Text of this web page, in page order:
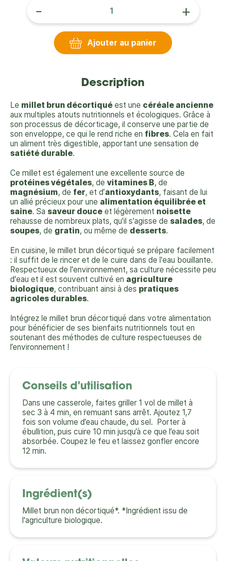
- +
Ajouter au panier
Description
Le millet brun décortiqué est une céréale ancienne
aux multiples atouts nutritionnels et écologiques. Grâce à
son processus de décorticage, il conserve une partie de
son enveloppe, ce qui le rend riche en fibres. Cela en fait
un aliment très digestible, apportant une sensation de
satiété durable.
Ce millet est également une excellente source de
protéines végétales, de vitamines B, de
magnésium, de fer, et d’antioxydants, faisant de lui
un allié précieux pour une alimentation équilibrée et
saine. Sa saveur douce et légèrement noisette
rehausse de nombreux plats, qu'il s'agisse de salades, de
soupes, de gratin, ou même de desserts.
En cuisine, le millet brun décortiqué se prépare facilement
: il suffit de le rincer et de le cuire dans de l'eau bouillante.
Respectueux de l'environnement, sa culture nécessite peu
d'eau et il est souvent cultivé en agriculture
biologique, contribuant ainsi à des pratiques
agricoles durables.
Intégrez le millet brun décortiqué dans votre alimentation
pour bénéficier de ses bienfaits nutritionnels tout en
soutenant des méthodes de culture respectueuses de
l’environnement !
Conseils d'utilisation
Dans une casserole, faites griller 1 vol de millet à
sec 3 à 4 min, en remuant sans arrêt. Ajoutez 1,7
fois son volume d’eau chaude, du sel. Porter à
ébullition, puis cuire 10 min jusqu’à ce que l’eau soit
absorbée. Coupez le feu et laissez gonfler encore
12 min.
Ingrédient(s)
Millet brun non décortiqué*. *Ingrédient issu de
l'agriculture biologique.